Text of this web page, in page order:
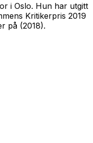
i Oslo. Hun har utgitt
Kritikerpris 2019
på (2018).